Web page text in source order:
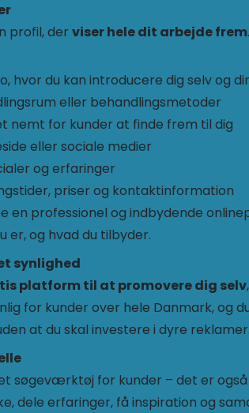
profil, der viser hele dit arbejde frem
hvor du kan introducere dig selv og
eller behandlingsmetoder
nemt for kunder at finde frem til dig
eller sociale medier
og erfaringer
priser og kontaktinformation
en professionel og indbydende
er, og hvad du tilbyder.
synlighed
platform til at promovere dig selv
for kunder over hele Danmark, og
at du skal investere i dyre reklamer.
søgeværktøj for kunder – det er
dele erfaringer, få inspiration og